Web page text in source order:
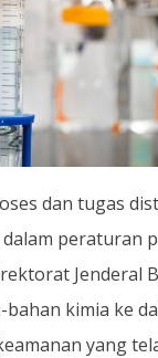
dan tugas
peraturan
Jenderal
kimia ke
yang